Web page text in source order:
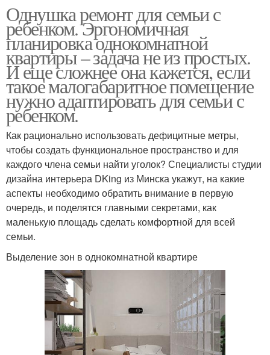
Однушка ремонт для семьи с
ребенком. Эргономичная
планировка однокомнатной
квартиры – задача не из простых.
И еще сложнее она кажется, если
такое малогабаритное помещение
нужно адаптировать для семьи с
ребенком.
Как рационально использовать дефицитные метры,
чтобы создать функциональное пространство и для
каждого члена семьи найти уголок? Специалисты студии
дизайна интерьера DKing из Минска укажут, на какие
аспекты необходимо обратить внимание в первую
очередь, и поделятся главными секретами, как
маленькую площадь сделать комфортной для всей
семьи.
Выделение зон в однокомнатной квартире